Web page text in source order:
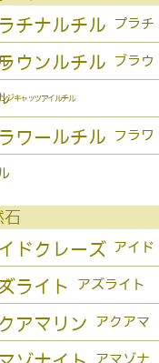
プラチ
ブラウ
ジキャッツアイルチル
フラワ
石
アイド
アズライト
アクアマ
アマゾナ